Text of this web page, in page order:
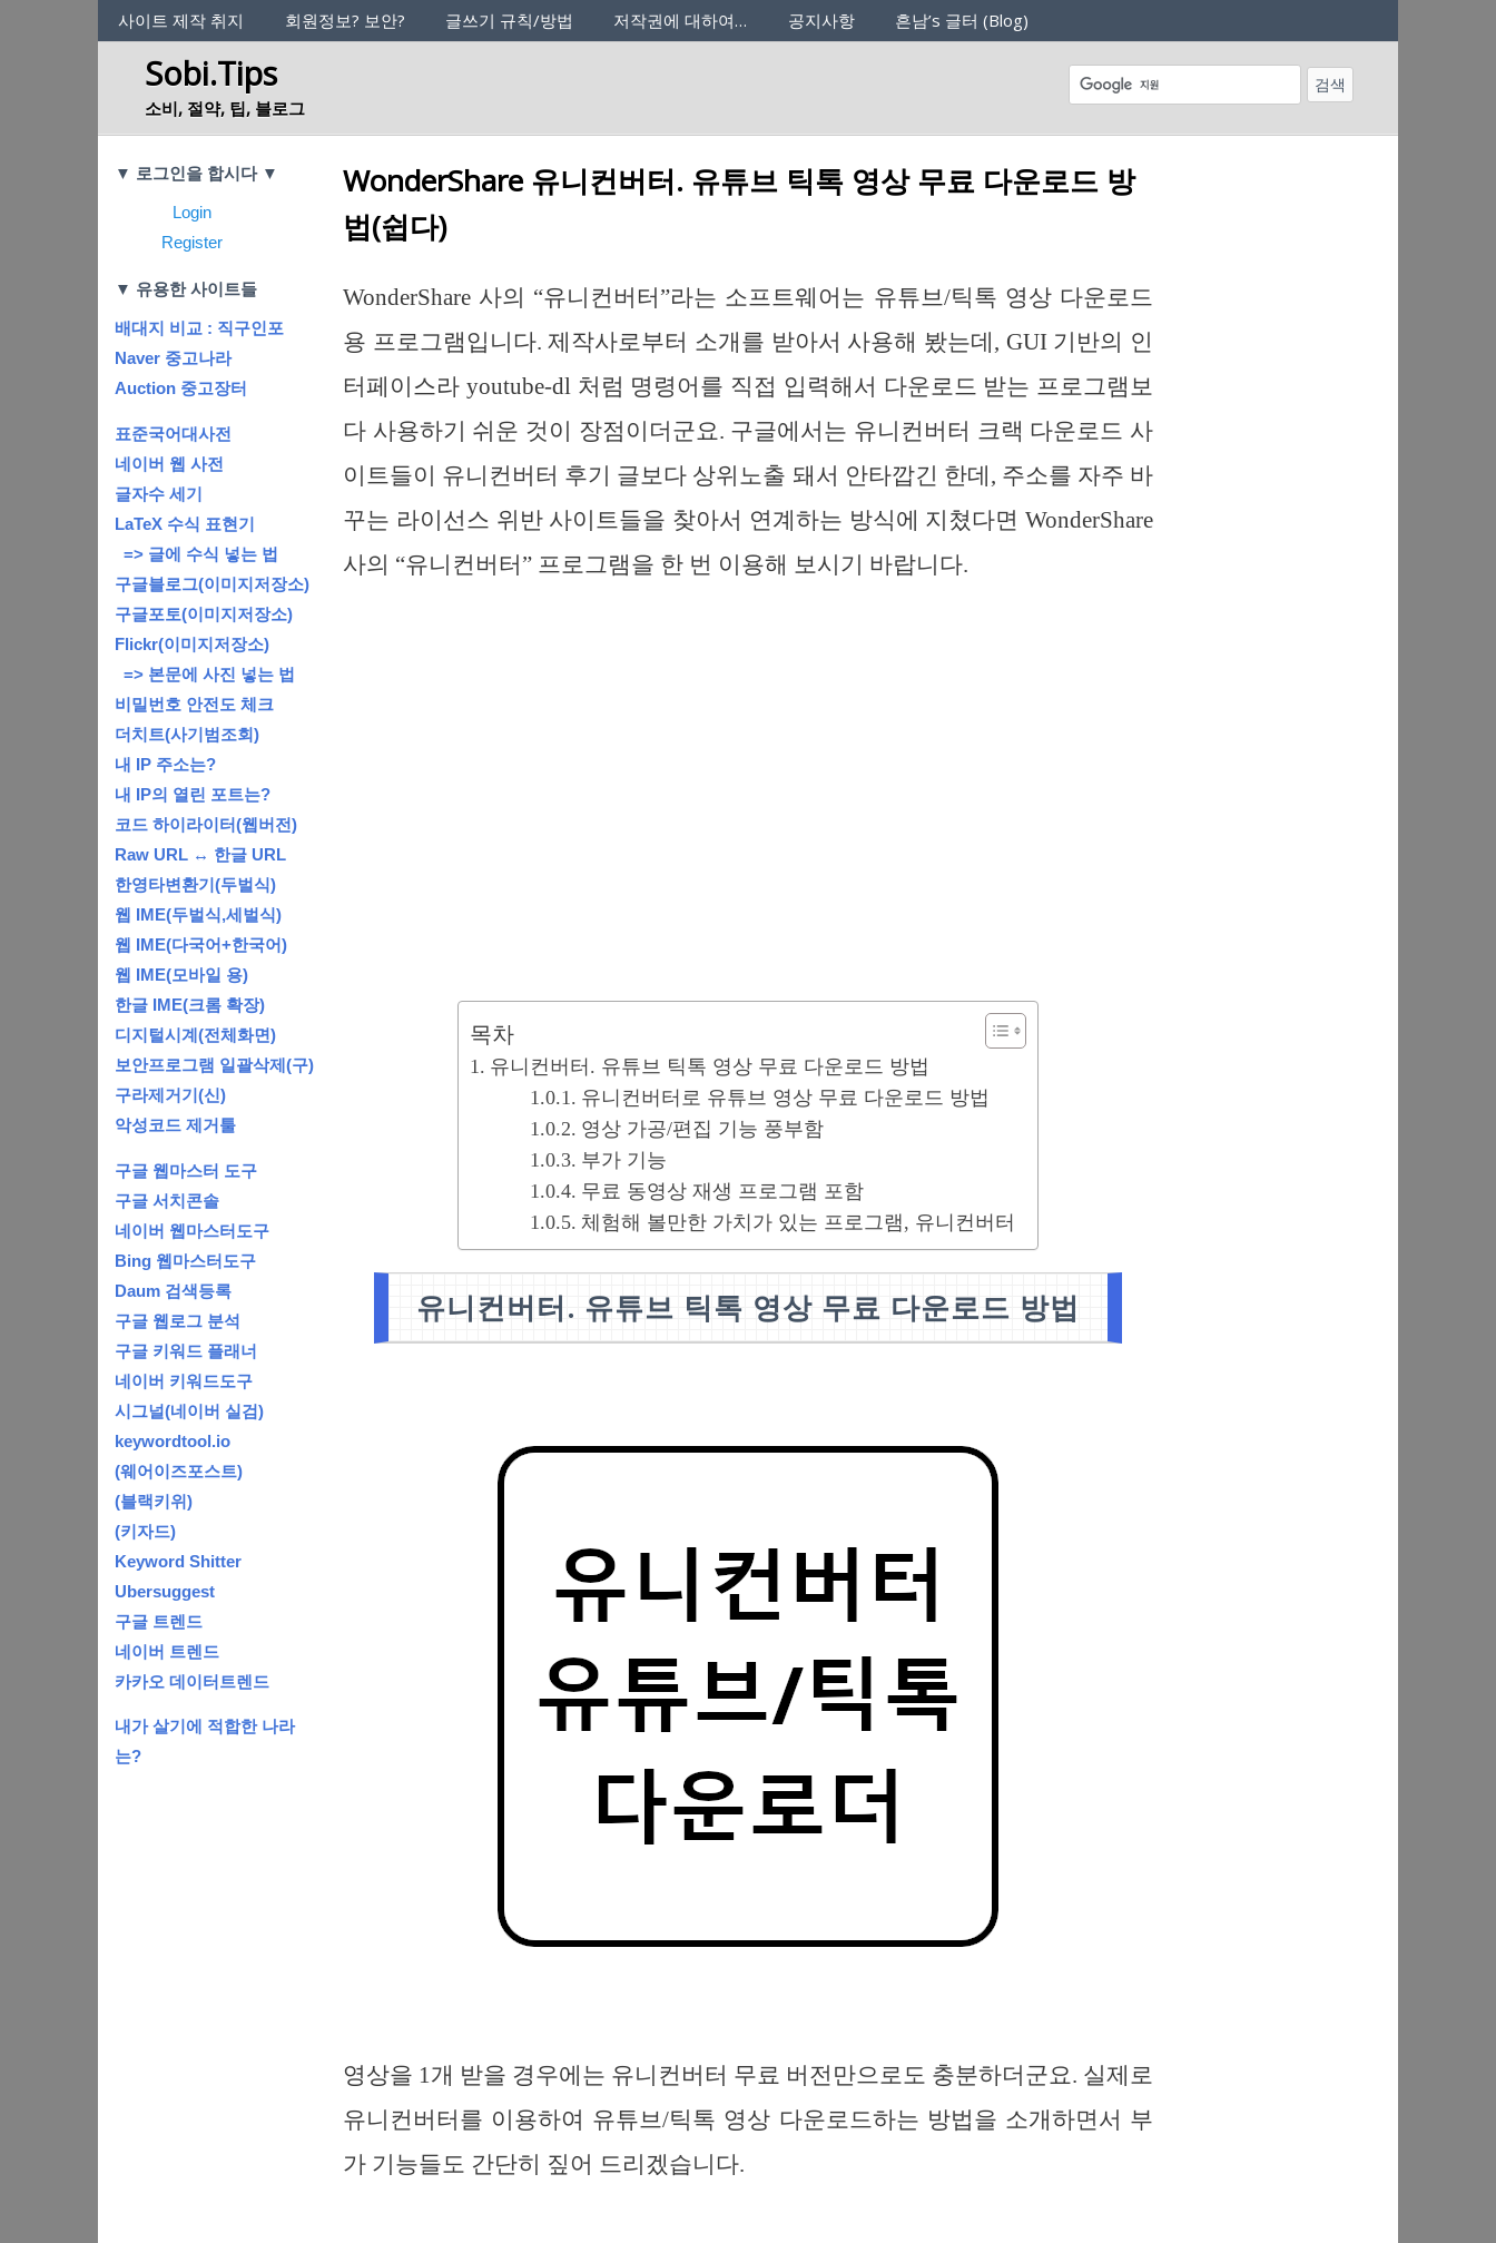
사이트의 정체성
사이트 제작 취지 회원정보? 보안? 글쓰기 규칙/방법 저작권에 대하여… 공지사항 흔남’s 글터 (Blog)
Sobi.Tips
소비, 절약, 팁, 블로그
Categories
WonderShare 유니컨버터. 유튜브 틱톡 영상 무료 다운로드 방
법(쉽다)
WonderShare 사의 “유니컨버터”라는 소프트웨어는 유튜브/틱톡 영상 다운로드
용 프로그램입니다. 제작사로부터 소개를 받아서 사용해 봤는데, GUI 기반의 인
터페이스라 youtube-dl 처럼 명령어를 직접 입력해서 다운로드 받는 프로그램보
다 사용하기 쉬운 것이 장점이더군요. 구글에서는 유니컨버터 크랙 다운로드 사
이트들이 유니컨버터 후기 글보다 상위노출 돼서 안타깝긴 한데, 주소를 자주 바
꾸는 라이선스 위반 사이트들을 찾아서 연계하는 방식에 지쳤다면 WonderShare
사의 “유니컨버터” 프로그램을 한 번 이용해 보시기 바랍니다.
목차
유니컨버터. 유튜브 틱톡 영상 무료 다운로드 방법
유니컨버터로 유튜브 영상 무료 다운로드 방법
영상 가공/편집 기능 풍부함
부가 기능
무료 동영상 재생 프로그램 포함
체험해 볼만한 가치가 있는 프로그램, 유니컨버터
유니컨버터. 유튜브 틱톡 영상 무료 다운로드 방법
영상을 1개 받을 경우에는 유니컨버터 무료 버전만으로도 충분하더군요. 실제로
유니컨버터를 이용하여 유튜브/틱톡 영상 다운로드하는 방법을 소개하면서 부
가 기능들도 간단히 짚어 드리겠습니다.
▼ 로그인을 합시다 ▼
Login
Register
▼ 유용한 사이트들
배대지 비교 : 직구인포
Naver 중고나라
Auction 중고장터
표준국어대사전
네이버 웹 사전
글자수 세기
LaTeX 수식 표현기
=> 글에 수식 넣는 법
구글블로그(이미지저장소)
구글포토(이미지저장소)
Flickr(이미지저장소)
=> 본문에 사진 넣는 법
비밀번호 안전도 체크
더치트(사기범조회)
내 IP 주소는?
내 IP의 열린 포트는?
코드 하이라이터(웹버전)
Raw URL ↔ 한글 URL
한영타변환기(두벌식)
웹 IME(두벌식,세벌식)
웹 IME(다국어+한국어)
웹 IME(모바일 용)
한글 IME(크롬 확장)
디지털시계(전체화면)
보안프로그램 일괄삭제(구)
구라제거기(신)
악성코드 제거툴
구글 웹마스터 도구
구글 서치콘솔
네이버 웹마스터도구
Bing 웹마스터도구
Daum 검색등록
구글 웹로그 분석
구글 키워드 플래너
네이버 키워드도구
시그널(네이버 실검)
keywordtool.io
(웨어이즈포스트)
(블랙키위)
(키자드)
Keyword Shitter
Ubersuggest
구글 트렌드
네이버 트렌드
카카오 데이터트렌드
내가 살기에 적합한 나라
는?